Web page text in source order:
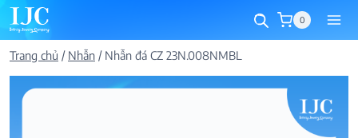
Skip
to
content
0
Trang chủ / Nhẫn / Nhẫn đá CZ 23N.008NMBL